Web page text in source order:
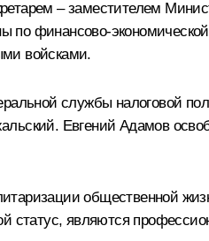
– заместителем
по финансово-
войсками.
службы налоговой
Евгений Адамов
общественной
статус, являются